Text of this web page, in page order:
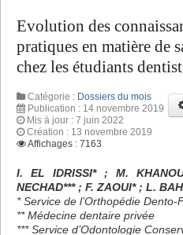
Evolution des
pratiques en matière de
chez les étudiants
Catégorie : Dossiers du mois
Publication : 14 novembre 2019
Mis à jour : 7 juin 2022
Création : 13 novembre 2019
Affichages : 7163
I. EL IDRISSI* ; M.
NECHAD*** ; F. ZAOUI* ; L.
* Service de l’Orthopédie Dento-
** Médecine dentaire privée
*** Service d’Odontologie